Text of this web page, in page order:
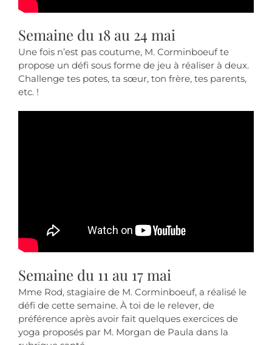
Semaine du 18 au 24 mai
Une fois n’est pas coutume, M. Corminboeuf te
propose un défi sous forme de jeu à réaliser à deux.
Challenge tes potes, ta sœur, ton frère, tes parents,
etc. !
Semaine du 11 au 17 mai
Mme Rod, stagiaire de M. Corminboeuf, a réalisé le
défi de cette semaine. À toi de le relever, de
préférence après avoir fait quelques exercices de
yoga proposés par M. Morgan de Paula dans la